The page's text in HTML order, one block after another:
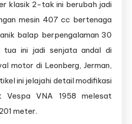
klasik 2-tak ini berubah jadi
mesin 407 cc bertenaga
balap berpengalaman 30
tua ini jadi senjata andal di
motor di Leonberg, Jerman,
ini jelajahi detail modifikasi
Vespa VNA 1958 melesat
meter.